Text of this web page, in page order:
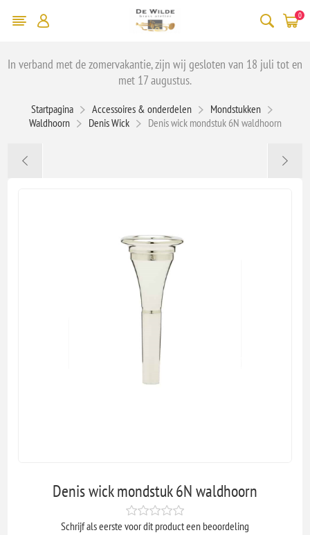
0
In verband met de zomervakantie, zijn wij gesloten van 18 juli tot en
met 17 augustus.
Startpagina Accessoires & onderdelen
Mondstukken
Waldhoorn
Denis Wick Denis wick mondstuk 6N waldhoorn
Denis wick mondstuk 6N waldhoorn
Schrijf als eerste voor dit product een beoordeling